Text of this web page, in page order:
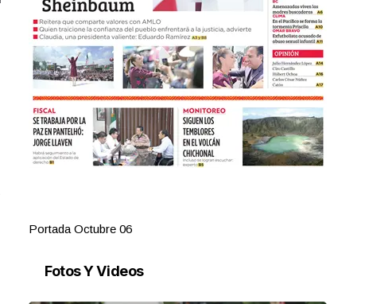
Portada Octubre 06
Fotos Y Videos